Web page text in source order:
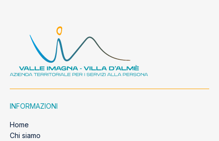
INFORMAZIONI
Home
Chi siamo